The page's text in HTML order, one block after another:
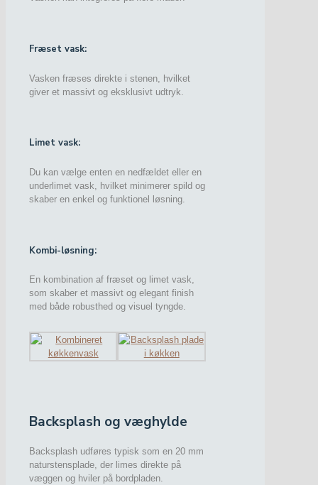
Fræset vask:
Vasken fræses direkte i stenen, hvilket
giver et massivt og eksklusivt udtryk.
Limet vask:
Du kan vælge enten en nedfældet eller en
underlimet vask, hvilket minimerer spild og
skaber en enkel og funktionel løsning.
Kombi-løsning:
En kombination af fræset og limet vask,
som skaber et massivt og elegant finish
med både robusthed og visuel tyngde.
Backsplash og væghylde
Backsplash udføres typisk som en 20 mm
naturstensplade, der limes direkte på
væggen og hviler på bordpladen.